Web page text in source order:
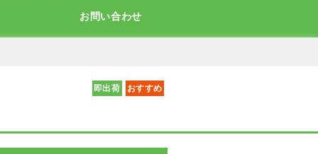
お問い合わせ
おすすめ
即出荷